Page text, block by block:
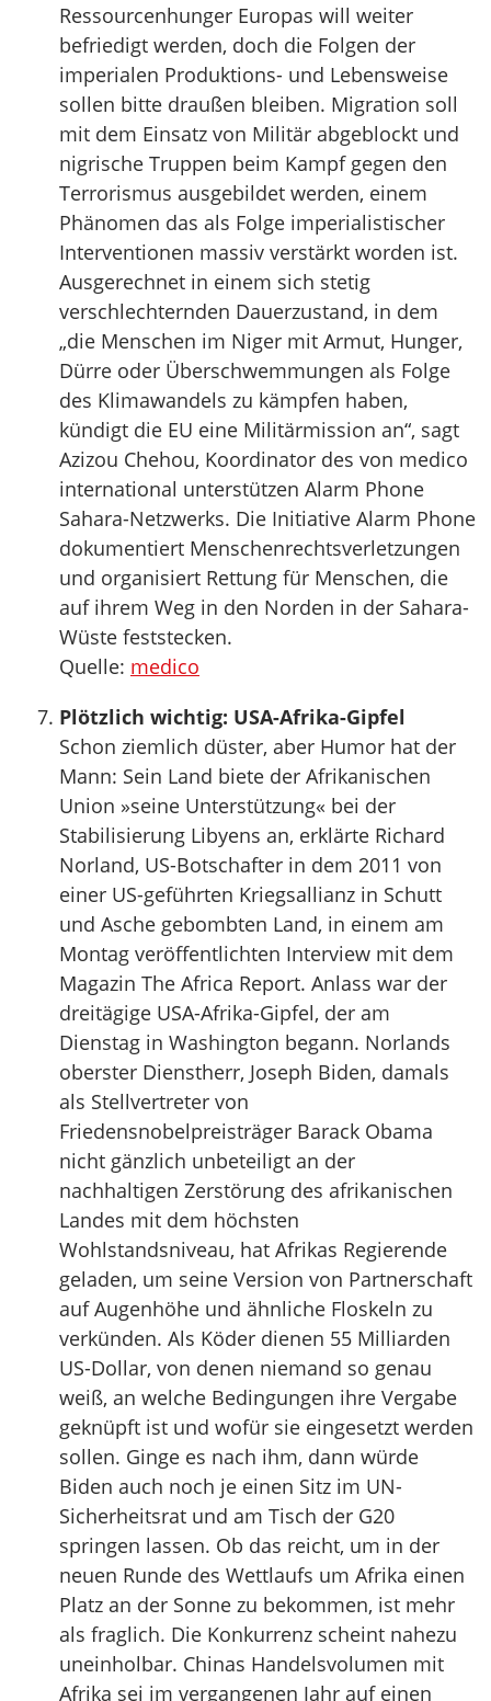
Ressourcenhunger Europas will weiter
befriedigt werden, doch die Folgen der
imperialen Produktions- und Lebensweise
sollen bitte draußen bleiben. Migration soll
mit dem Einsatz von Militär abgeblockt und
nigrische Truppen beim Kampf gegen den
Terrorismus ausgebildet werden, einem
Phänomen das als Folge imperialistischer
Interventionen massiv verstärkt worden ist.
Ausgerechnet in einem sich stetig
verschlechternden Dauerzustand, in dem
„die Menschen im Niger mit Armut, Hunger,
Dürre oder Überschwemmungen als Folge
des Klimawandels zu kämpfen haben,
kündigt die EU eine Militärmission an“, sagt
Azizou Chehou, Koordinator des von medico
international unterstützen Alarm Phone
Sahara-Netzwerks. Die Initiative Alarm Phone
dokumentiert Menschenrechtsverletzungen
und organisiert Rettung für Menschen, die
auf ihrem Weg in den Norden in der Sahara-
Wüste feststecken.
Quelle: medico
Plötzlich wichtig: USA-Afrika-Gipfel
Schon ziemlich düster, aber Humor hat der
Mann: Sein Land biete der Afrikanischen
Union »seine Unterstützung« bei der
Stabilisierung Libyens an, erklärte Richard
Norland, US-Botschafter in dem 2011 von
einer US-geführten Kriegsallianz in Schutt
und Asche gebombten Land, in einem am
Montag veröffentlichten Interview mit dem
Magazin The Africa Report. Anlass war der
dreitägige USA-Afrika-Gipfel, der am
Dienstag in Washington begann. Norlands
oberster Dienstherr, Joseph Biden, damals
als Stellvertreter von
Friedensnobelpreisträger Barack Obama
nicht gänzlich unbeteiligt an der
nachhaltigen Zerstörung des afrikanischen
Landes mit dem höchsten
Wohlstandsniveau, hat Afrikas Regierende
geladen, um seine Version von Partnerschaft
auf Augenhöhe und ähnliche Floskeln zu
verkünden. Als Köder dienen 55 Milliarden
US-Dollar, von denen niemand so genau
weiß, an welche Bedingungen ihre Vergabe
geknüpft ist und wofür sie eingesetzt werden
sollen. Ginge es nach ihm, dann würde
Biden auch noch je einen Sitz im UN-
Sicherheitsrat und am Tisch der G20
springen lassen. Ob das reicht, um in der
neuen Runde des Wettlaufs um Afrika einen
Platz an der Sonne zu bekommen, ist mehr
als fraglich. Die Konkurrenz scheint nahezu
uneinholbar. Chinas Handelsvolumen mit
Afrika sei im vergangenen Jahr auf einen